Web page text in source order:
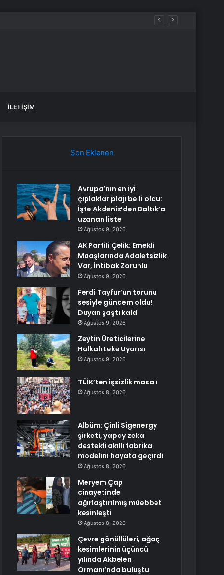
İLETIŞIM
Son Eklenen
Avrupa’nın en iyi
çıplaklar plajı belli oldu:
İşte Akdeniz’den Baltık’a
uzanan liste
Ağustos 9, 2026
AK Partili Çelik: Emekli
Maaşlarında Adaletsizlik
Var, İntibak Zorunlu
Ağustos 9, 2026
Ferdi Tayfur’un torunu
sesiyle gündem oldu!
Duyan şaştı kaldı
Ağustos 9, 2026
Zeytin Üreticilerine
Halkalı Leke Uyarısı
Ağustos 9, 2026
TÜİK’ten işsizlik masalı
Ağustos 8, 2026
Albüm: Çinli Sigenergy
şirketi, yapay zeka
destekli akıllı fabrika
modelini hayata geçirdi
Ağustos 8, 2026
Meryem Çap
cinayetinde
ağırlaştırılmış müebbet
kesinleşti
Ağustos 8, 2026
Çevre gönüllüleri, ağaç
kesimlerinin üçüncü
yılında Akbelen
Ormanı’nda buluştu